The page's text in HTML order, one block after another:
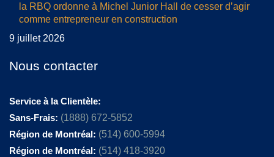
la RBQ ordonne à Michel Junior Hall de cesser d’agir
comme entrepreneur en construction
9 juillet 2026
Nous contacter
Service à la Clientèle:
Sans-Frais: (1888) 672-5852
Région de Montréal: (514) 600-5994
Région de Montréal: (514) 418-3920